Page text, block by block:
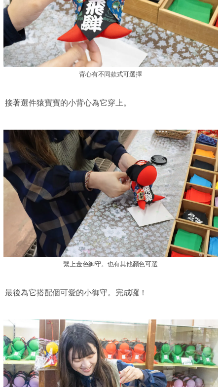
背心有不同款式可選擇
接著選件猿寶寶的小背心為它穿上。
繫上金色御守。也有其他顏色可選
最後為它搭配個可愛的小御守。完成囉！